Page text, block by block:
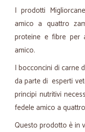
I prodotti
amico a quattro
proteine e fibre per
amico.
I bocconcini di carne
da parte di esperti
principi nutritivi
fedele amico a
Questo prodotto è in